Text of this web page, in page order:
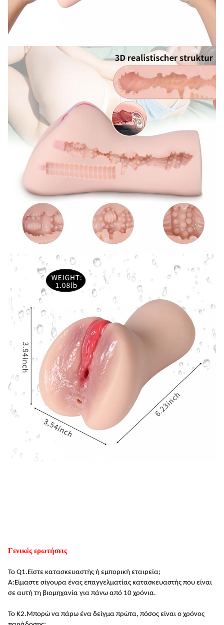
Γενικές ερωτήσεις
Το Q1.Είστε κατασκευαστής ή εμπορική εταιρεία;
Α:Είμαστε σίγουρα ένας επαγγελματίας κατασκευαστής που είναι
σε αυτή τη βιομηχανία για πάνω από 10 χρόνια.
Το Κ2.Μπορώ να πάρω ένα δείγμα πρώτα, πόσος είναι ο χρόνος